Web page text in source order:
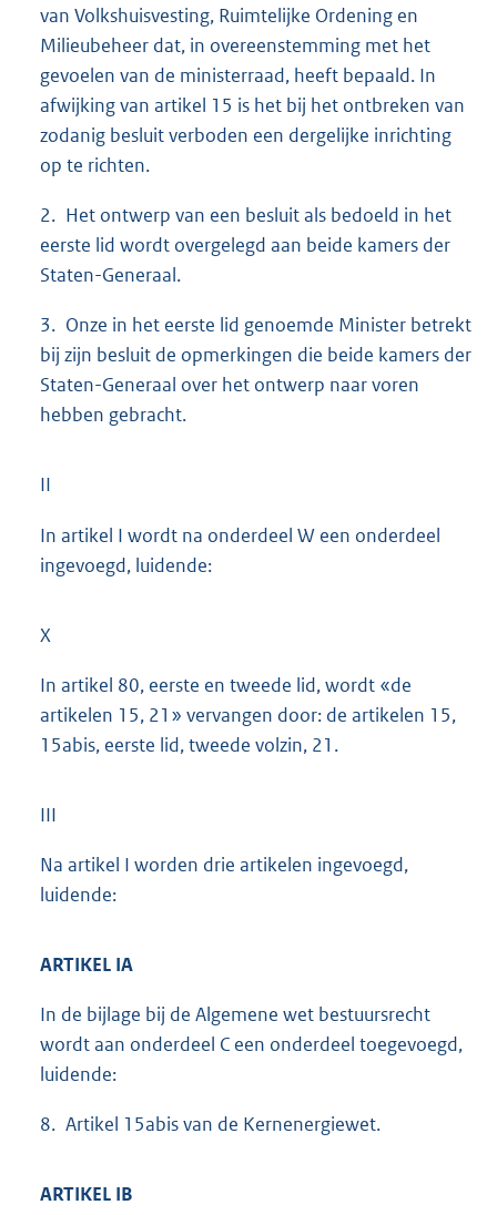
van Volkshuisvesting, Ruimtelijke Ordening en
Milieubeheer dat, in overeenstemming met het
gevoelen van de ministerraad, heeft bepaald. In
afwijking van artikel 15 is het bij het ontbreken van
zodanig besluit verboden een dergelijke inrichting
op te richten.
2. Het ontwerp van een besluit als bedoeld in het
eerste lid wordt overgelegd aan beide kamers der
Staten-Generaal.
3. Onze in het eerste lid genoemde Minister betrekt
bij zijn besluit de opmerkingen die beide kamers der
Staten-Generaal over het ontwerp naar voren
hebben gebracht.
II
In artikel I wordt na onderdeel W een onderdeel
ingevoegd, luidende:
X
In artikel 80, eerste en tweede lid, wordt «de
artikelen 15, 21» vervangen door: de artikelen 15,
15abis, eerste lid, tweede volzin, 21.
III
Na artikel I worden drie artikelen ingevoegd,
luidende:
ARTIKEL IA
In de bijlage bij de Algemene wet bestuursrecht
wordt aan onderdeel C een onderdeel toegevoegd,
luidende:
8. Artikel 15abis van de Kernenergiewet.
ARTIKEL IB